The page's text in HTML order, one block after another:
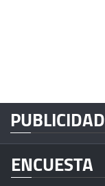
PUBLICIDAD
ENCUESTA